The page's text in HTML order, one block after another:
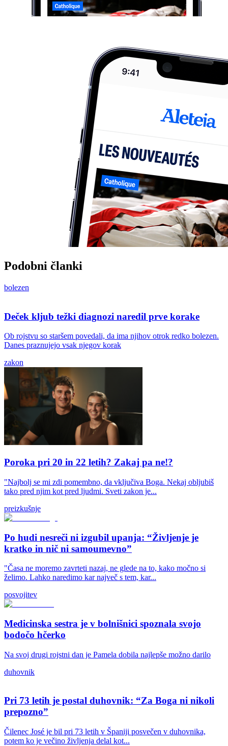
Podobni članki
bolezen
Deček kljub težki diagnozi naredil prve korake
Ob rojstvu so staršem povedali, da ima njihov otrok redko bolezen.
Danes praznujejo vsak njegov korak
zakon
Poroka pri 20 in 22 letih? Zakaj pa ne!?
"Najbolj se mi zdi pomembno, da vključiva Boga. Nekaj obljubiš
tako pred njim kot pred ljudmi. Sveti zakon je...
preizkušnje
Po hudi nesreči ni izgubil upanja: “Življenje je
kratko in nič ni samoumevno”
"Časa ne moremo zavrteti nazaj, ne glede na to, kako močno si
želimo. Lahko naredimo kar največ s tem, kar...
posvojitev
Medicinska sestra je v bolnišnici spoznala svojo
bodočo hčerko
Na svoj drugi rojstni dan je Pamela dobila najlepše možno darilo
duhovnik
Pri 73 letih je postal duhovnik: “Za Boga ni nikoli
prepozno”
Čilenec José je bil pri 73 letih v Španiji posvečen v duhovnika,
potem ko je večino življenja delal kot...